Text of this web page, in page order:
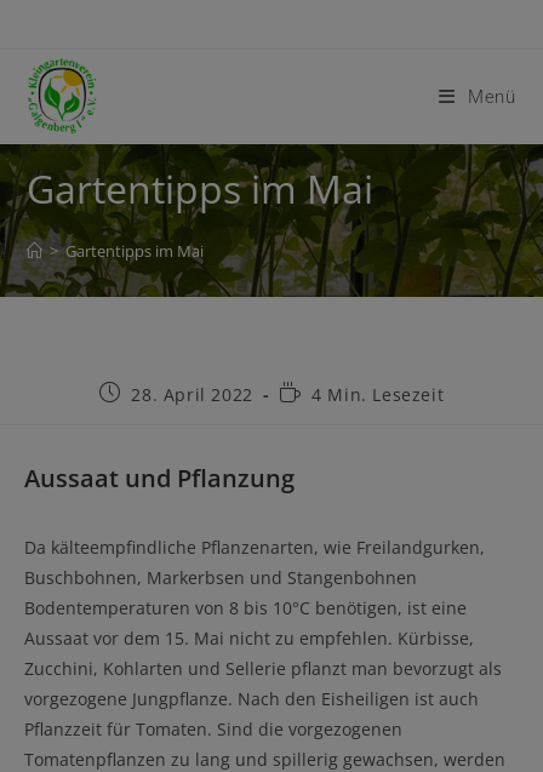
Menü
Gartentipps im Mai
> Gartentipps im Mai
28. April 2022 4 Min. Lesezeit
Aussaat und Pflanzung
Da kälteempfindliche Pflanzenarten, wie Freilandgurken,
Buschbohnen, Markerbsen und Stangenbohnen
Bodentemperaturen von 8 bis 10°C benötigen, ist eine
Aussaat vor dem 15. Mai nicht zu empfehlen. Kürbisse,
Zucchini, Kohlarten und Sellerie pflanzt man bevorzugt als
vorgezogene Jungpflanze. Nach den Eisheiligen ist auch
Pflanzzeit für Tomaten. Sind die vorgezogenen
Tomatenpflanzen zu lang und spillerig gewachsen, werden